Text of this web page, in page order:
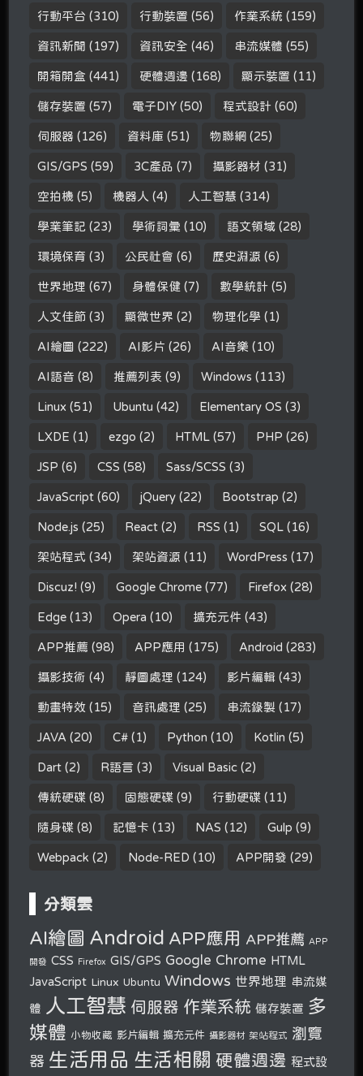
行動平台 (310) 行動裝置 (56) 作業系統 (159)
資訊新聞 (197) 資訊安全 (46) 串流媒體 (55)
開箱開盒 (441) 硬體週邊 (168) 顯示裝置 (11)
儲存裝置 (57) 電子DIY (50) 程式設計 (60)
伺服器 (126) 資料庫 (51) 物聯網 (25)
GIS/GPS (59) 3C產品 (7) 攝影器材 (31)
空拍機 (5) 機器人 (4) 人工智慧 (314)
學業筆記 (23) 學術詞彙 (10) 語文領域 (28)
環境保育 (3) 公民社會 (6) 歷史淵源 (6)
世界地理 (67) 身體保健 (7) 數學統計 (5)
人文佳節 (3) 顯微世界 (2) 物理化學 (1)
AI繪圖 (222) AI影片 (26) AI音樂 (10)
AI語音 (8) 推薦列表 (9) Windows (113)
Linux (51) Ubuntu (42) Elementary OS (3)
LXDE (1) ezgo (2) HTML (57) PHP (26)
JSP (6) CSS (58) Sass/SCSS (3)
JavaScript (60) jQuery (22) Bootstrap (2)
Node.js (25) React (2) RSS (1) SQL (16)
架站程式 (34) 架站資源 (11) WordPress (17)
Discuz! (9) Google Chrome (77) Firefox (28)
Edge (13) Opera (10) 擴充元件 (43)
APP推薦 (98) APP應用 (175) Android (283)
攝影技術 (4) 靜圖處理 (124) 影片編輯 (43)
動畫特效 (15) 音訊處理 (25) 串流錄製 (17)
JAVA (20) C# (1) Python (10) Kotlin (5)
Dart (2) R語言 (3) Visual Basic (2)
傳統硬碟 (8) 固態硬碟 (9) 行動硬碟 (11)
隨身碟 (8) 記憶卡 (13) NAS (12) Gulp (9)
Webpack (2) Node-RED (10) APP開發 (29)
分類雲
AI繪圖 Android APP應用 APP推薦 APP
開發 CSS Firefox GIS/GPS Google Chrome HTML
JavaScript Linux Ubuntu Windows 世界地理 串流媒
體 人工智慧 伺服器 作業系統 儲存裝置 多
媒體 小物收藏 影片編輯 擴充元件 攝影器材 架站程式
瀏覽
器 生活用品 生活相關 硬體週邊 程式設